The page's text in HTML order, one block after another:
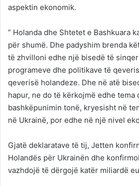
aspektin ekonomik.
” Holanda dhe Shtetet e Bashkuara
për shumë. Dhe padyshim brenda
të zhvilloni edhe një bisedë të
programeve dhe politikave të
qeverisë holandeze. Dhe në atë
hapur, ne do të kërkojmë edhe tema
bashkëpunimin tonë, kryesisht në
në Ukrainë, por edhe në një nivel
Gjatë deklaratave të tij, Jetten
Holandës për Ukrainën dhe
vazhdojë të dërgojë katër miliardë